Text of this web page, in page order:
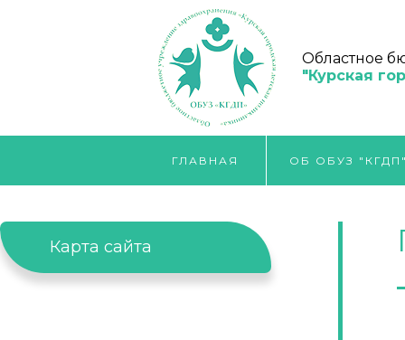
Областное
"Курская
ГЛАВНАЯ ОБ ОБУЗ
Карта сайта